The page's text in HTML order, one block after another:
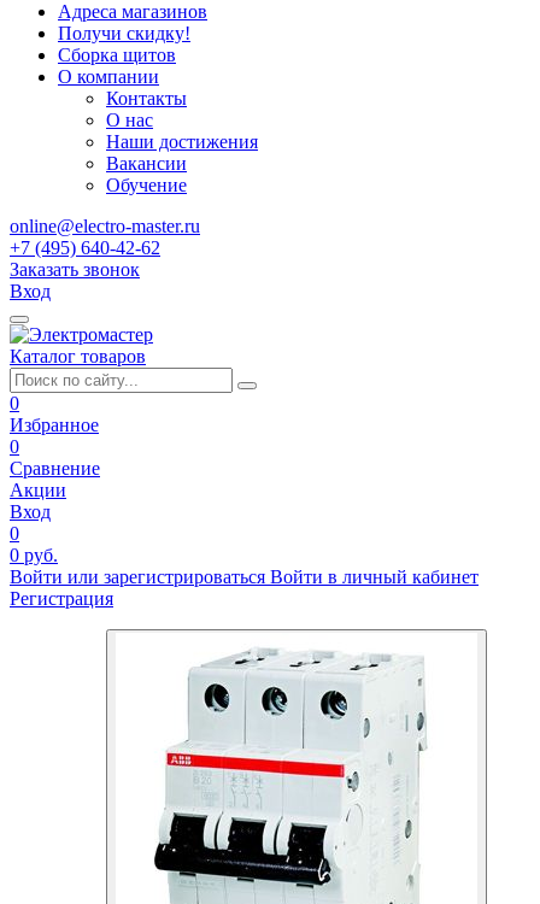
Адреса магазинов
Получи скидку!
Сборка щитов
О компании
Контакты
О нас
Наши достижения
Вакансии
Обучение
online@electro-master.ru
+7 (495) 640-42-62
Заказать звонок
Вход
Каталог товаров
0
Избранное
0
Сравнение
Акции
Вход
0
0 руб.
Войти или зарегистрироваться Войти в личный кабинет
Регистрация